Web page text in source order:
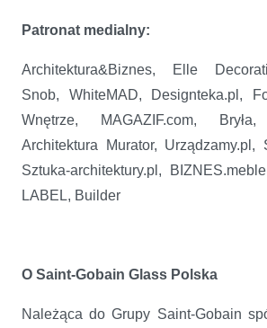
Patronat medialny:
Architektura&Biznes, Elle
Snob, WhiteMAD, Designteka.pl,
Wnętrze, MAGAZIF.com,
Architektura Murator, Urządzamy.pl,
Sztuka-architektury.pl,
LABEL, Builder
O Saint-Gobain Glass Polska
Należąca do Grupy Saint-Gobain